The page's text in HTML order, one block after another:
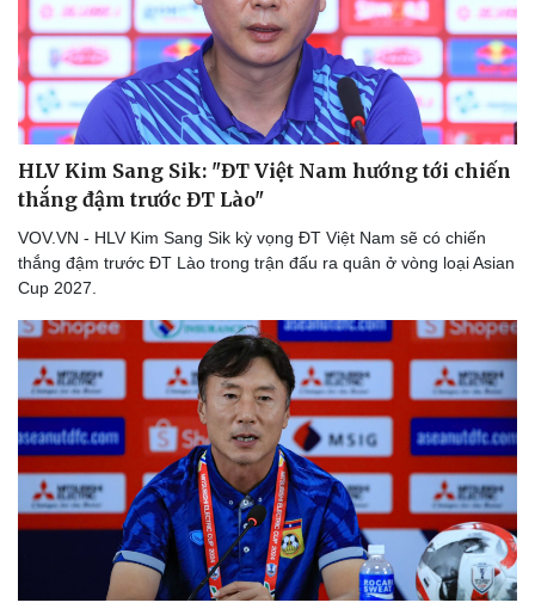
HLV Kim Sang Sik: "ĐT Việt Nam hướng tới chiến
thắng đậm trước ĐT Lào"
VOV.VN - HLV Kim Sang Sik kỳ vọng ĐT Việt Nam sẽ có chiến
thắng đậm trước ĐT Lào trong trận đấu ra quân ở vòng loại Asian
Cup 2027.